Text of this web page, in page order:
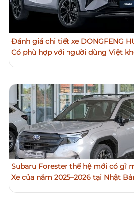
Đánh giá chi tiết xe DONGFENG
Có phù hợp với người dùng Việt
Subaru Forester thế hệ mới có gì
Xe của năm 2025–2026 tại Nhật